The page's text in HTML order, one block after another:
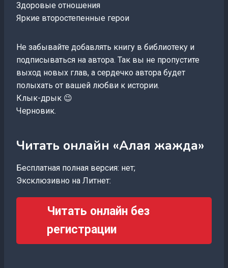
Здоровые отношения
Яркие второстепенные герои
Не забывайте добавлять книгу в библиотеку и
подписываться на автора. Так вы не пропустите
выход новых глав, а сердечко автора будет
полыхать от вашей любви к истории.
Клык-дрык 😉
Черновик.
Читать онлайн «Алая жажда»
Бесплатная полная версия: нет;
Эксклюзивно на Литнет:
Читать онлайн без
регистрации